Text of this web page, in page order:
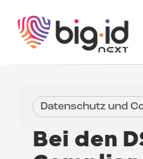
Datenschutz und
Bei den